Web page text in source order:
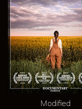
Modified